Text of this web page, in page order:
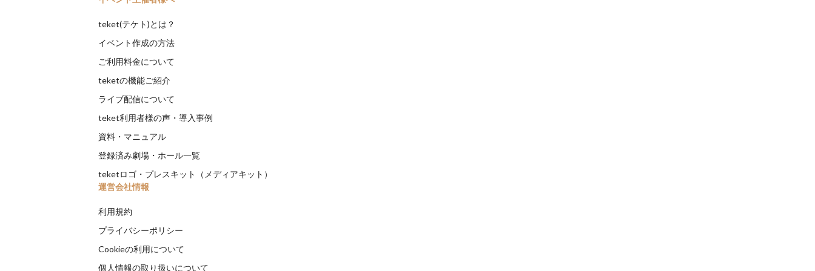
teket(テケト)とは？
イベント作成の方法
ご利用料金について
teketの機能ご紹介
ライブ配信について
teket利用者様の声・導入事例
資料・マニュアル
登録済み劇場・ホール一覧
teketロゴ・プレスキット（メディアキット）
運営会社情報
利用規約
プライバシーポリシー
Cookieの利用について
個人情報の取り扱いについて